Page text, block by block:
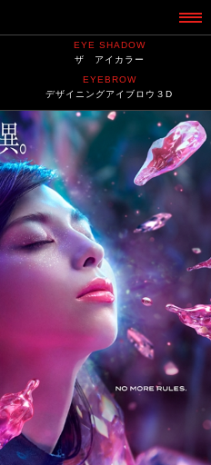
EYE SHADOW
ザ アイカラー
EYEBROW
デザイニングアイブロウ３D